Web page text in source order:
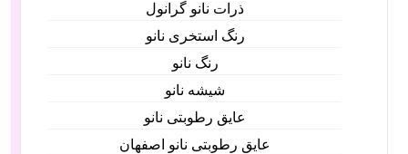
ذرات نانو گرانول
رنگ استخری نانو
رنگ نانو
شیشه نانو
عایق رطوبتی نانو
عایق رطوبتی نانو اصفهان